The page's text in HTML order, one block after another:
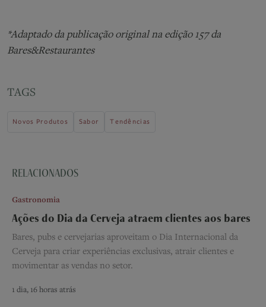
*Adaptado da publicação original na edição 157 da
Bares&Restaurantes
TAGS
Novos Produtos Sabor Tendências
RELACIONADOS
Gastronomia
Ações do Dia da Cerveja atraem clientes aos bares
Bares, pubs e cervejarias aproveitam o Dia Internacional da
Cerveja para criar experiências exclusivas, atrair clientes e
movimentar as vendas no setor.
1 dia, 16 horas atrás